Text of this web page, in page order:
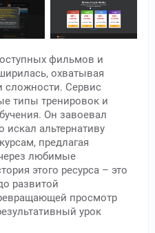
фильмов и
охватывая
сложности. Сервис
типы тренировок и
Он завоевал
искал альтернативу
предлагая
любимые
этого ресурса – это
развитой
просмотр
урок